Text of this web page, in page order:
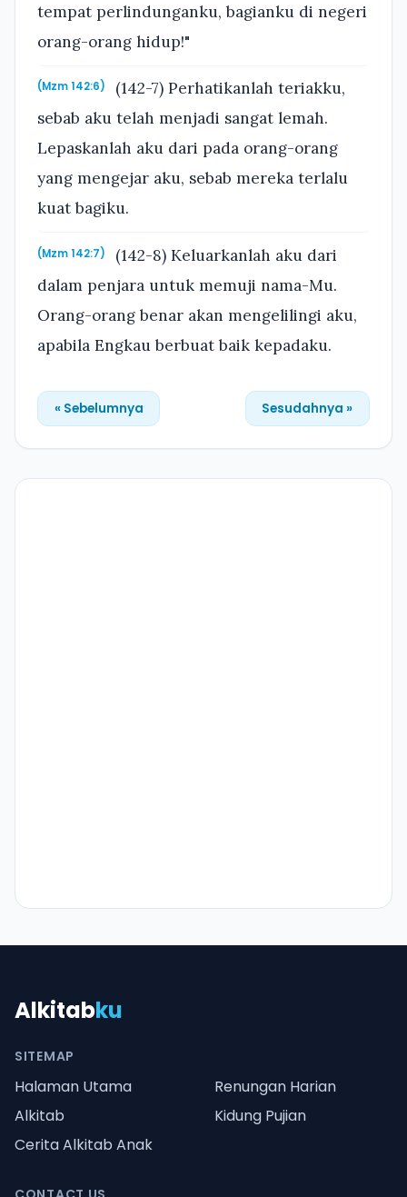
tempat perlindunganku, bagianku di negeri
orang-orang hidup!"
(Mzm 142:6)
(142-7) Perhatikanlah teriakku,
sebab aku telah menjadi sangat lemah.
Lepaskanlah aku dari pada orang-orang
yang mengejar aku, sebab mereka terlalu
kuat bagiku.
(Mzm 142:7)
(142-8) Keluarkanlah aku dari
dalam penjara untuk memuji nama-Mu.
Orang-orang benar akan mengelilingi aku,
apabila Engkau berbuat baik kepadaku.
« Sebelumnya Sesudahnya »
Alkitabku
SITEMAP
Halaman Utama
Renungan Harian
Alkitab
Kidung Pujian
Cerita Alkitab Anak